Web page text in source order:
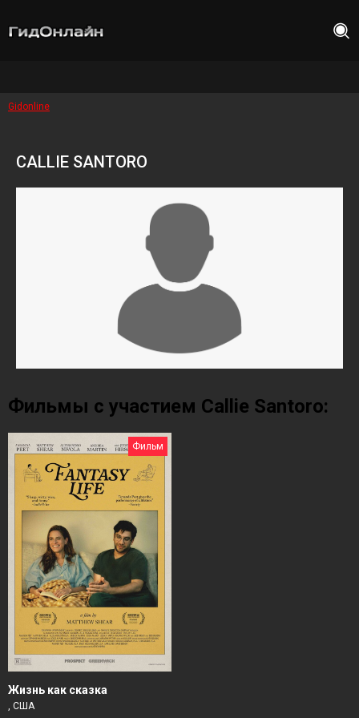
Gidonline
CALLIE SANTORO
Фильмы с участием Callie Santoro:
Фильм
Жизнь как сказка
, США